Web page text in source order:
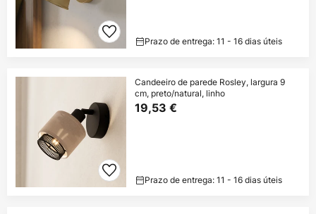
Prazo de entrega: 11 - 16 dias úteis
Candeeiro de parede Rosley, largura 9
cm, preto/natural, linho
19,53 €
Prazo de entrega: 11 - 16 dias úteis